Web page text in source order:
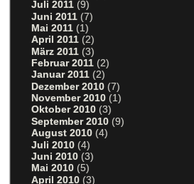
Juli 2011 (9)
Juni 2011 (7)
Mai 2011 (1)
April 2011 (2)
März 2011 (3)
Februar 2011 (2)
Januar 2011 (2)
Dezember 2010 (7)
November 2010 (1)
Oktober 2010 (3)
September 2010 (9)
August 2010 (4)
Juli 2010 (4)
Juni 2010 (3)
Mai 2010 (5)
April 2010 (3)